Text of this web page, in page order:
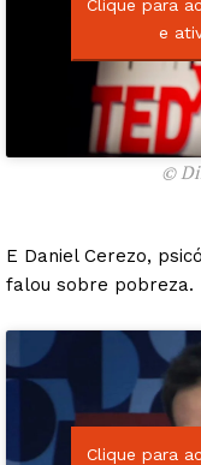
Clique para
e
©
E Daniel Cerezo,
falou sobre pobreza.
Clique para